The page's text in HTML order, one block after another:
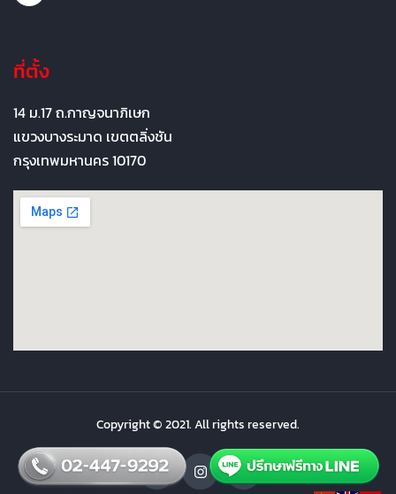
ที่ตั้ง
14 ม.17 ถ.กาญจนาภิเษก
แขวงบางระมาด เขตตลิ่งชัน
กรุงเทพมหานคร 10170
Copyright © 2021. All rights reserved.